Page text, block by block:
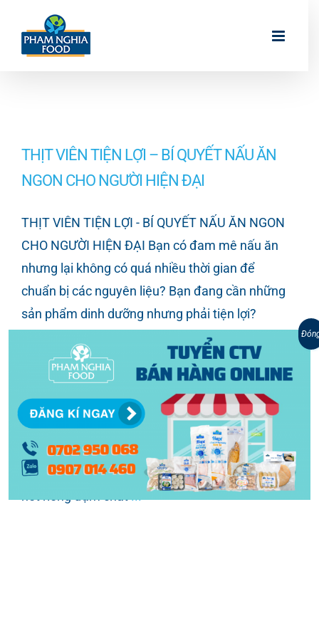
content
THỊT VIÊN TIỆN LỢI – BÍ QUYẾT NẤU ĂN
NGON CHO NGƯỜI HIỆN ĐẠI
THỊT VIÊN TIỆN LỢI - BÍ QUYẾT NẤU ĂN NGON
CHO NGƯỜI HIỆN ĐẠI Bạn có đam mê nấu ăn
nhưng lại không có quá nhiều thời gian để
chuẩn bị các nguyên liệu? Bạn đang cần những
sản phẩm dinh dưỡng nhưng phải tiện lợi?
Đừng lo! Đã có thịt viên tiện lợi của PHAM
NGHIA FOOD rồi đây! Giờ đây ăn ngon, ăn
khỏe, ăn nhanh chỉ còn là chuyện nhỏ! Thịt
viên tiện lợi là gì? Bạn đã biết đến thịt viên tiện
lợi của PHAM NGHIA FOOD chưa? Với thành
phần chính là thịt heo kết hợp cùng cá thát lát,
thịt viên tiện lợi của PHAM NGHIA FOOD mang